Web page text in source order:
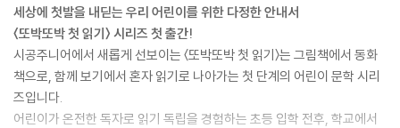
세상에 첫발을 내딛는 우리 어린이를 위한 다정한 안내서
〈또박또박 첫 읽기〉 시리즈 첫 출간!
시공주니어에서 새롭게 선보이는 〈또박또박 첫 읽기〉는 그림책에서 동화
책으로, 함께 보기에서 혼자 읽기로 나아가는 첫 단계의 어린이 문학 시리
즈입니다.
어린이가 온전한 독자로 읽기 독립을 경험하는 초등 입학 전후, 학교에서